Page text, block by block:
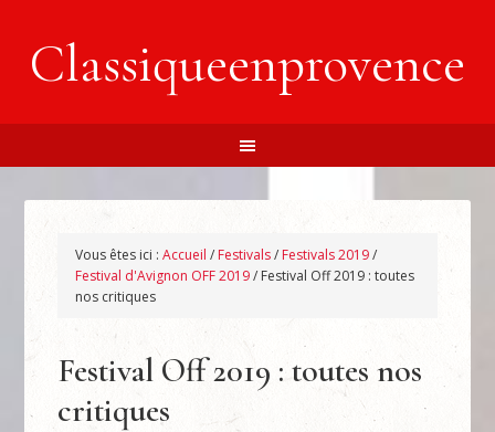
Classiqueenprovence
Vous êtes ici :Accueil / Festivals/ Festivals 2019/
Festival d'Avignon OFF 2019/ Festival Off 2019 : toutes
nos critiques
Festival Off 2019 : toutes nos
critiques